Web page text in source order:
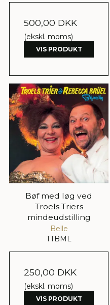
500,00 DKK
(ekskl. moms)
VIS PRODUKT
Bøf med løg ved
Troels Triers
mindeudstilling
Belle
TTBML
250,00 DKK
(ekskl. moms)
VIS PRODUKT